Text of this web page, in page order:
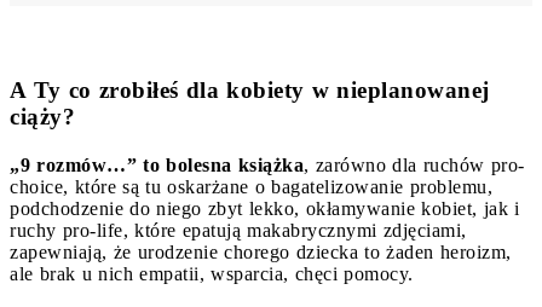
A Ty co zrobiłeś dla kobiety w nieplanowanej
ciąży?
„9 rozmów…” to bolesna książka, zarówno dla ruchów pro-
choice, które są tu oskarżane o bagatelizowanie problemu,
podchodzenie do niego zbyt lekko, okłamywanie kobiet, jak i
ruchy pro-life, które epatują makabrycznymi zdjęciami,
zapewniają, że urodzenie chorego dziecka to żaden heroizm,
ale brak u nich empatii, wsparcia, chęci pomocy.